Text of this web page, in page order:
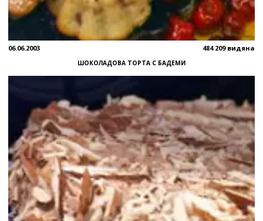
06.06.2003 484 209 видяна
ШОКОЛАДОВА ТОРТА С БАДЕМИ